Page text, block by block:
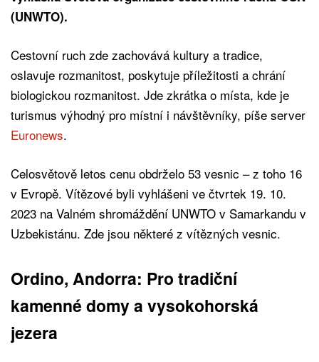
(UNWTO).
Cestovní ruch zde zachovává kultury a tradice,
oslavuje rozmanitost, poskytuje příležitosti a chrání
biologickou rozmanitost. Jde zkrátka o místa, kde je
turismus výhodný pro místní i návštěvníky, píše server
Euronews.
Celosvětově letos cenu obdrželo 53 vesnic – z toho 16
v Evropě. Vítězové byli vyhlášeni ve čtvrtek 19. 10.
2023 na Valném shromáždění UNWTO v Samarkandu v
Uzbekistánu. Zde jsou některé z vítězných vesnic.
Ordino, Andorra: Pro tradiční
kamenné domy a vysokohorská
jezera